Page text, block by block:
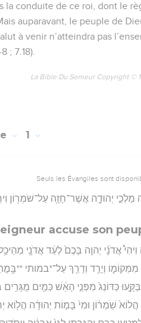
la conduite de ce roi, dont le
auparavant, le peuple de
à venir n’atteindra pas
; 7.18).
La Bible Du Semeur Copyright ©
1
Seuls les Évangiles sont
יְהוּדָ֑ה אֲשֶׁר־חָזָ֥ה עַל־שֹׁמְר֖וֹן
accuse son
אֲדֹנָ֨י יְהוִ֤ה בָּכֶם֙ לְעֵ֔ד אֲדֹנָ֖י מֵהֵיכַ֥ל
מִמְּקוֹמ֑וֹ וְיָרַ֥ד וְדָרַ֖ךְ עַל־*במותי
כַּדּוֹנַג֙ מִפְּנֵ֣י הָאֵ֔שׁ כְּמַ֖יִם מֻגָּרִ֥ים
שֹֽׁמְר֔וֹן וּמִי֙ בָּמ֣וֹת יְהוּדָ֔ה הֲל֖וֹא